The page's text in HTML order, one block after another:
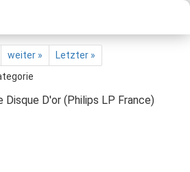
weiter »
Letzter »
Disque D'or (Philips LP France)